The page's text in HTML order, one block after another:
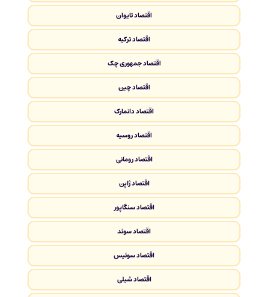
اقتصاد تایوان
اقتصاد ترکیه
اقتصاد جمهوری چک
اقتصاد چین
اقتصاد دانمارک
اقتصاد روسیه
اقتصاد رومانی
اقتصاد ژاپن
اقتصاد سنگاپور
اقتصاد سوئد
اقتصاد سوئیس
اقتصاد شیلی